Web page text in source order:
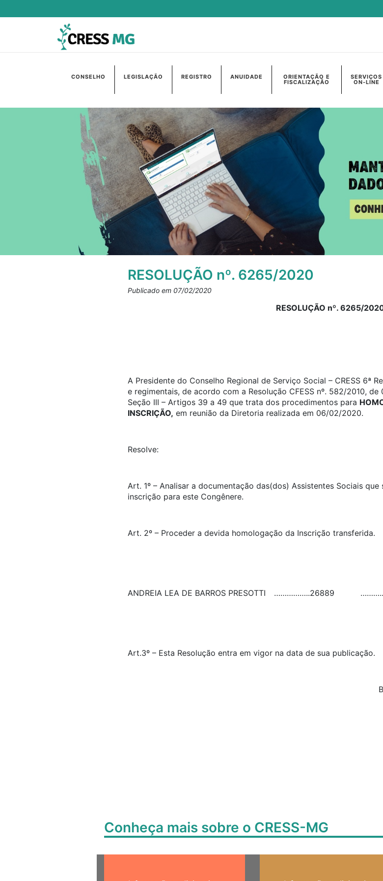
CONSELHO LEGISLAÇÃO REGISTRO ANUIDADE ORIENTAÇÃO E
FISCALIZAÇÃO
SERVIÇOS
ON-LINE
RESOLUÇÃO nº. 6265/2020
Publicado em 07/02/2020
RESOLUÇÃO nº. 6265/
A Presidente do Conselho Regional de Serviço Social – CRESS 6ª
e regimentais, de acordo com a Resolução CFESS nº. 582/2010,
Seção III – Artigos 39 a 49 que trata dos procedimentos para
INSCRIÇÃO, em reunião da Diretoria realizada em 06/02/2020.
Resolve:
Art. 1º – Analisar a documentação das(dos) Assistentes Sociais
inscrição para este Congênere.
Art. 2º – Proceder a devida homologação da Inscrição transferida.
ANDREIA LEA DE BARROS PRESOTTI ……………..26889 ………..
Art.3º – Esta Resolução entra em vigor na data de sua publicação.
Conheça mais sobre o CRESS-MG